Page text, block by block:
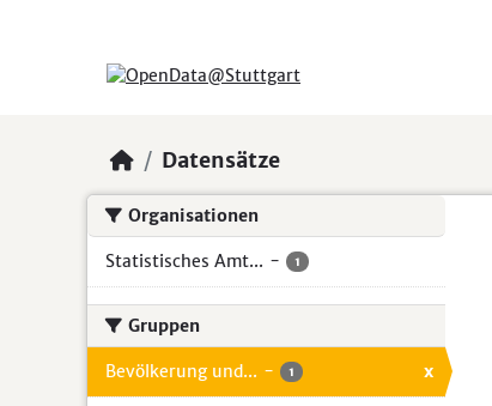
Datensätze
Organisationen
Statistisches Amt... - 1
Gruppen
Bevölkerung und... - 1 x